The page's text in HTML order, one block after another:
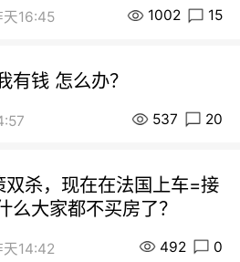
天16:45 1002 15
有钱 怎么办？
537 20
杀，现在在法国上车=接
么大家都不买房了？
天14:42 492 0